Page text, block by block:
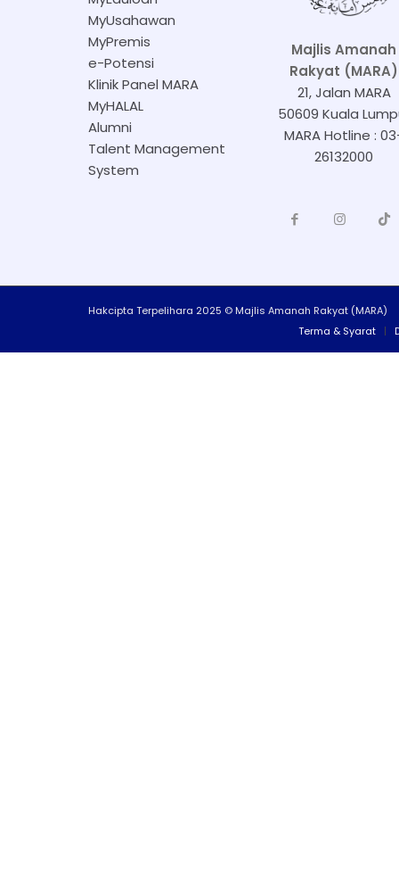
MyUsahawan
MyPremis
e-Potensi
Klinik Panel MARA
MyHALAL
Alumni
Talent Management
System
Majlis Amanah
Rakyat (MARA)
21, Jalan MARA
50609 Kuala
MARA Hotline :
26132000
Hakcipta Terpelihara 2025 © Majlis Amanah Rakyat (MARA)
Terma & Syarat